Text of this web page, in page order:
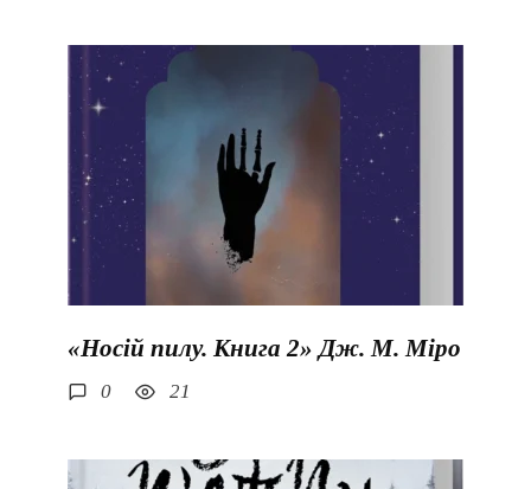
«Носій пилу. Книга 2» Дж. М. Міро
0 21